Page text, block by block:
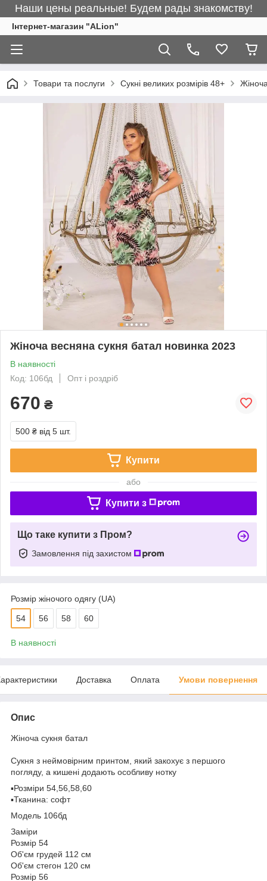
Наши цены реальные! Будем рады знакомству!
Інтернет-магазин "ALіon"
Товари та послуги Сукні великих розмірів 48+
Жіноча весняна сукня батал новинка 2023
В наявності
Код: 106бд
Опт і роздріб
670 ₴
500 ₴ від 5 шт.
Купити
або
Купити з
Що таке купити з Пром?
Замовлення під захистом
Розмір жіночого одягу (UA)
54 56 58 60
В наявності
Доставка Оплата Умови повернення
Опис
Жіноча сукня батал
Сукня з неймовірним принтом, який закохує з першого
погляду, а кишені додають особливу нотку
▪️Розміри 54,56,58,60
▪️Тканина: софт
Модель 106бд
Заміри
Розмір 54
Об'єм грудей 112 см
Об'єм стегон 120 см
Розмір 56